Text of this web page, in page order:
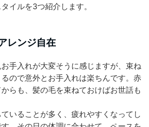
イルを3つ紹介します。
レンジ自在
手入れが大変そうに感じますが、束ね
ので意外とお手入れは楽ちんです。赤
らも、髪の毛を束ねておけばお世話も
いることが多く、疲れやすくなってし